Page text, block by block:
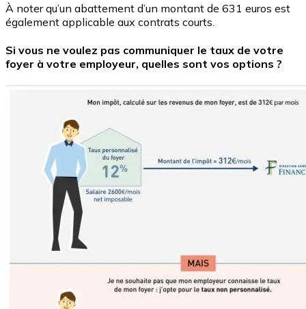
À noter qu’un abattement d’un montant de 631 euros est
également applicable aux contrats courts.
Si vous ne voulez pas communiquer le taux de votre
foyer à votre employeur, quelles sont vos options ?